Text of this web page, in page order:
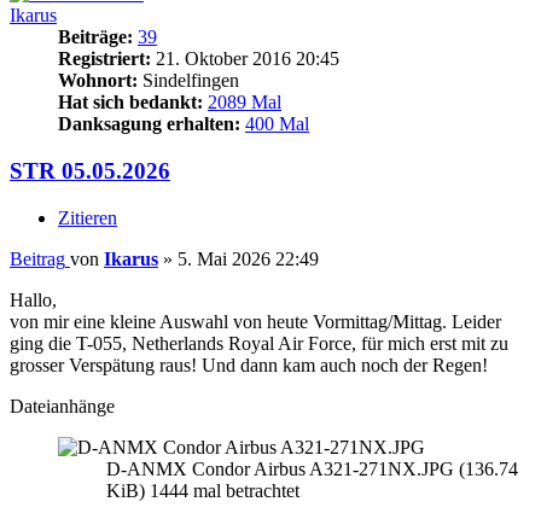
Ikarus
Beiträge: 39
Registriert: 21. Oktober 2016 20:45
Wohnort: Sindelfingen
Hat sich bedankt: 2089 Mal
Danksagung erhalten: 400 Mal
STR 05.05.2026
Zitieren
Beitrag von Ikarus » 5. Mai 2026 22:49
Hallo,
von mir eine kleine Auswahl von heute Vormittag/Mittag. Leider
ging die T-055, Netherlands Royal Air Force, für mich erst mit zu
grosser Verspätung raus! Und dann kam auch noch der Regen!
Dateianhänge
D-ANMX Condor Airbus A321-271NX.JPG (136.74
KiB) 1444 mal betrachtet